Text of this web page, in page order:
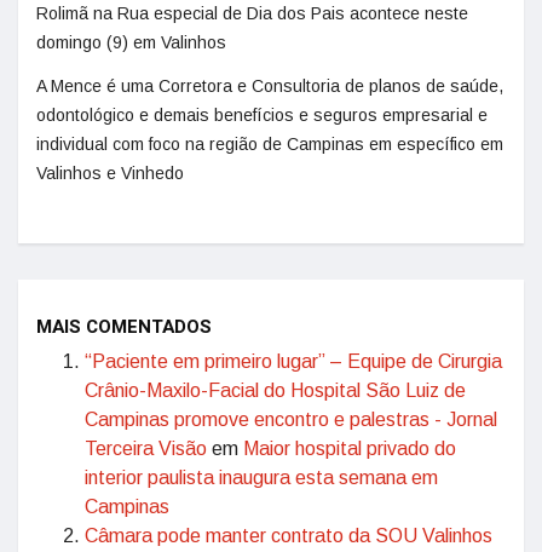
Rolimã na Rua especial de Dia dos Pais acontece neste
domingo (9) em Valinhos
A Mence é uma Corretora e Consultoria de planos de saúde,
odontológico e demais benefícios e seguros empresarial e
individual com foco na região de Campinas em específico em
Valinhos e Vinhedo
MAIS COMENTADOS
“Paciente em primeiro lugar” – Equipe de Cirurgia
Crânio-Maxilo-Facial do Hospital São Luiz de
Campinas promove encontro e palestras - Jornal
Terceira Visão em Maior hospital privado do
interior paulista inaugura esta semana em
Campinas
Câmara pode manter contrato da SOU Valinhos